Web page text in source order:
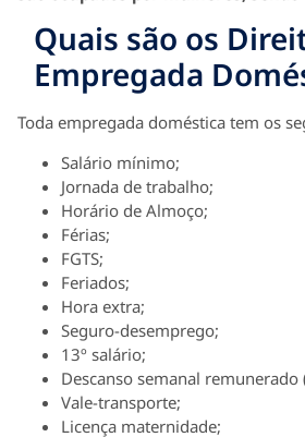
Quais são os
Empregada
Toda empregada doméstica tem os
Salário mínimo;
Jornada de trabalho;
Horário de Almoço;
Férias;
FGTS;
Feriados;
Hora extra;
Seguro-desemprego;
13º salário;
Descanso semanal remunerado
Vale-transporte;
Licença maternidade;